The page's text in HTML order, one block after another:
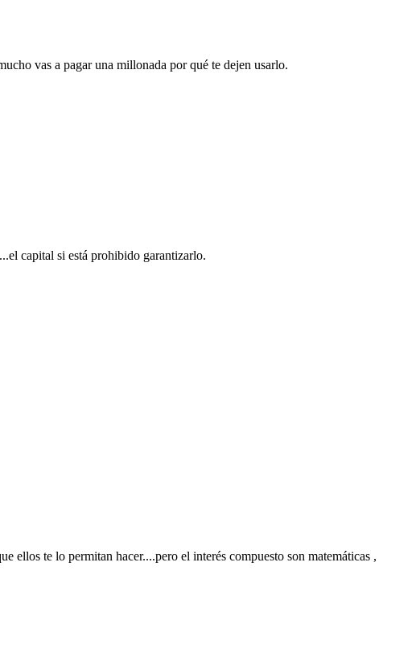
vas a pagar una millonada por qué te dejen usarlo.
capital si está prohibido garantizarlo.
ellos te lo permitan hacer....pero el interés compuesto son matemáticas ,